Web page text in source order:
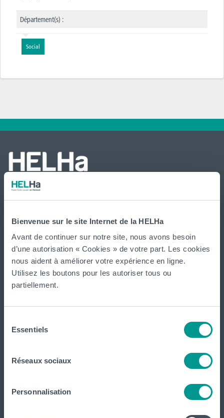
Bienvenue sur le site Internet de la HELHa
Avant de continuer sur notre site, nous avons besoin
d’une autorisation « Cookies » de votre part. Les cookies
nous aident à améliorer votre expérience en ligne.
Utilisez les boutons pour les autoriser tous ou
partiellement.
Essentiels
Réseaux sociaux
Personnalisation
Département(s) :
Social
La HELHa propose des études supérieures
professionnalisantes (du Bachelier au Master) : 65
formations réparties sur Braine-le-Comte,Charleroi,
Gosselies
La Louvière,
Tournai (Frinoise,Écorcherie,Quai des Salines).